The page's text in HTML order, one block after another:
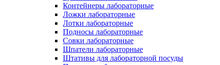
Контейнеры лабораторные
Ложки лабораторные
Лотки лабораторные
Подносы лабораторные
Совки лабораторные
Шпатели лабораторные
Штативы для лабораторной посуды